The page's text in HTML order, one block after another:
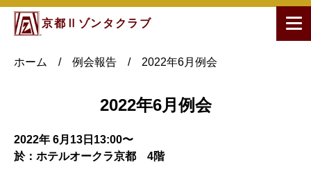
京都Ⅱゾンタクラブ
ホーム / 例会報告 / 2022年6月例会
2022年6月例会
2022年 6月13日13:00〜
於：ホテルオークラ京都 4階